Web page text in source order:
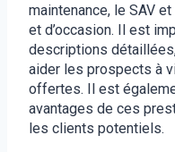
maintenance, le SAV
et d’occasion. Il est
descriptions
aider les prospects à
offertes. Il est
avantages de ces
les clients potentiels.